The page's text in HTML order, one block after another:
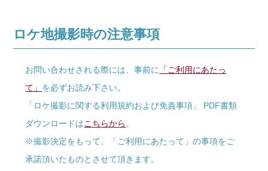
ロケ地撮影時の注意事項
お問い合わせされる際には、事前に 「ご利用にあたっ
て」 を必ずお読み下さい。
「ロケ撮影に関する利用規約および免責事項」 PDF書類
ダウンロードはこちらから。
※撮影決定をもって、「ご利用にあたって」の事項をご
承諾頂いたものとさせて頂きます。